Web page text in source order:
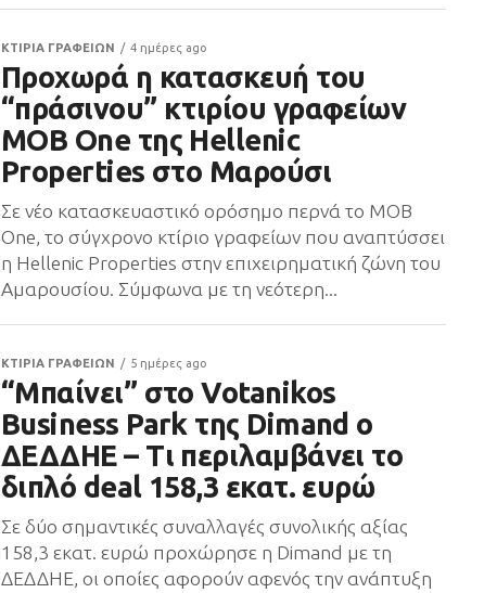
ΚΤΙΡΙΑ ΓΡΑΦΕΙΩΝ 4 ημέρες ago
Προχωρά η κατασκευή του
“πράσινου” κτιρίου γραφείων
MOB One της Hellenic
Properties στο Μαρούσι
Σε νέο κατασκευαστικό ορόσημο περνά το MOB
One, το σύγχρονο κτίριο γραφείων που αναπτύσσει
η Hellenic Properties στην επιχειρηματική ζώνη του
Αμαρουσίου. Σύμφωνα με τη νεότερη...
ΚΤΙΡΙΑ ΓΡΑΦΕΙΩΝ 5 ημέρες ago
“Μπαίνει” στο Votanikos
Business Park της Dimand ο
ΔΕΔΔΗΕ – Τι περιλαμβάνει το
διπλό deal 158,3 εκατ. ευρώ
Σε δύο σημαντικές συναλλαγές συνολικής αξίας
158,3 εκατ. ευρώ προχώρησε η Dimand με τη
ΔΕΔΔΗΕ, οι οποίες αφορούν αφενός την ανάπτυξη